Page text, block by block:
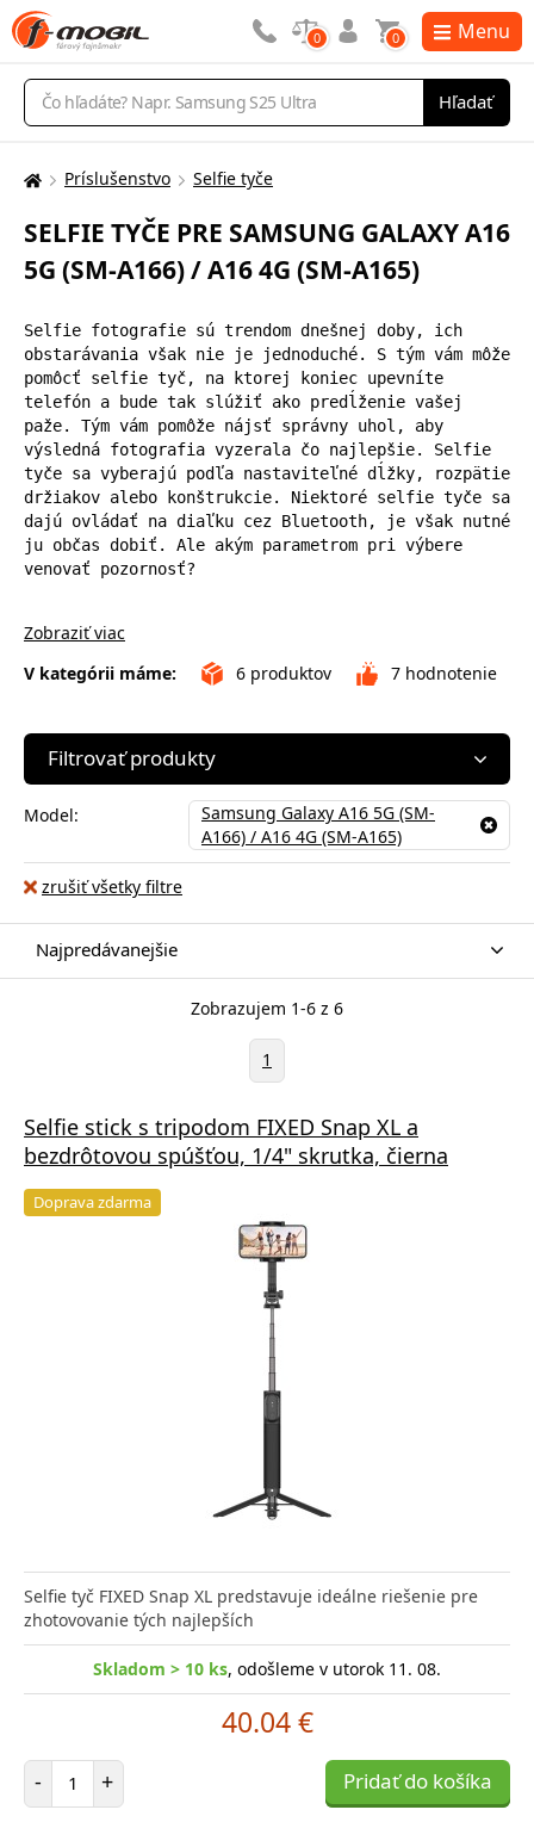
Vyhľadávanie
Hľadať
0 0 Menu
Tu
nachádzate:
Príslušenstvo Selfie tyče
SELFIE TYČE PRE SAMSUNG GALAXY A16
5G (SM-A166) / A16 4G (SM-A165)
Selfie fotografie sú trendom dnešnej doby, ich
obstarávania však nie je jednoduché. S tým vám môže
pomôcť selfie tyč, na ktorej koniec upevníte
telefón a bude tak slúžiť ako predĺženie vašej
paže. Tým vám pomôže nájsť správny uhol, aby
výsledná fotografia vyzerala čo najlepšie. Selfie
tyče sa vyberajú podľa nastaviteľné dĺžky, rozpätie
držiakov alebo konštrukcie. Niektoré selfie tyče sa
dajú ovládať na diaľku cez Bluetooth, je však nutné
ju občas dobiť. Ale akým parametrom pri výbere
venovať pozornosť?
Zobraziť viac
V kategórii máme:
6 produktov 7 hodnotenie
Filtrovať produkty
Model:
Samsung Galaxy A16 5G (SM-
A166) / A16 4G (SM-A165)
zrušiť všetky filtre
Najpredávanejšie
Zobrazujem 1-6 z 6
1
Selfie stick s tripodom FIXED Snap XL a
bezdrôtovou spúšťou, 1/4" skrutka, čierna
Doprava zdarma
Selfie tyč FIXED Snap XL predstavuje ideálne riešenie pre
zhotovovanie tých najlepších
Skladom > 10 ks, odošleme v utorok 11. 08.
40.04 €
- Počet položiek
+ Pridať do košíka